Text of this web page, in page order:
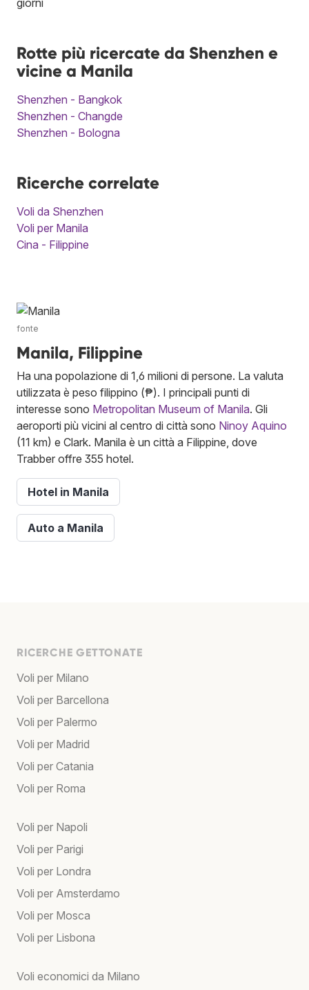
Rotte più ricercate da Shenzhen e
vicine a Manila
Shenzhen - Bangkok
Shenzhen - Changde
Shenzhen - Bologna
Ricerche correlate
Voli da Shenzhen
Voli per Manila
Cina - Filippine
fonte
Manila, Filippine
Ha una popolazione di 1,6 milioni di persone. La valuta
utilizzata è peso filippino (₱). I principali punti di
interesse sono Metropolitan Museum of Manila. Gli
aeroporti più vicini al centro di città sono Ninoy Aquino
(11 km) e Clark. Manila è un città a Filippine, dove
Trabber offre 355 hotel.
Hotel in Manila
Auto a Manila
RICERCHE GETTONATE
Voli per Milano
Voli per Barcellona
Voli per Palermo
Voli per Madrid
Voli per Catania
Voli per Roma
Voli per Napoli
Voli per Parigi
Voli per Londra
Voli per Amsterdamo
Voli per Mosca
Voli per Lisbona
Voli economici da Milano